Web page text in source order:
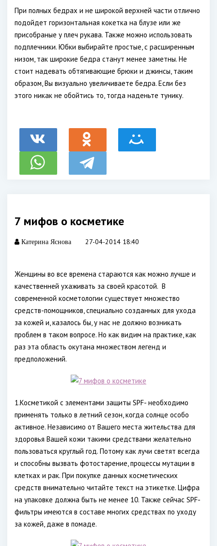
При полных бедрах и не широкой верхней части отлично
подойдет горизонтальная кокетка на блузе или же
присобраные у плеч рукава. Также можно использовать
подплечники. Юбки выбирайте простые, с расширенным
низом, так широкие бедра станут менее заметны. Не
стоит надевать обтягивающие брюки и джинсы, таким
образом, Вы визуально увеличиваете бедра. Если без
этого никак не обойтись то, тогда наденьте тунику.
7 мифов о косметике
Катерина Яснова 27-04-2014 18:40
Женщины во все времена стараются как можно лучше и
качественней ухаживать за своей красотой. В
современной косметологии существует множество
средств-помощников, специально созданных для ухода
за кожей и, казалось бы, у нас не должно возникать
проблем в таком вопросе. Но как видим на практике, как
раз эта область окутана множеством легенд и
предположений.
1.Косметикой с элементами защиты SPF- необходимо
применять только в летний сезон, когда солнце особо
активное. Независимо от Вашего места жительства для
здоровья Вашей кожи такими средствами желательно
пользоваться круглый год. Потому как лучи светят всегда
и способны вызвать фотостарение, процессы мутации в
клетках и рак. При покупке данных косметических
средств внимательно читайте текст на этикетке. Цифра
на упаковке должна быть не менее 10. Также сейчас SPF-
фильтры имеются в составе многих средствах по уходу
за кожей, даже в помаде.